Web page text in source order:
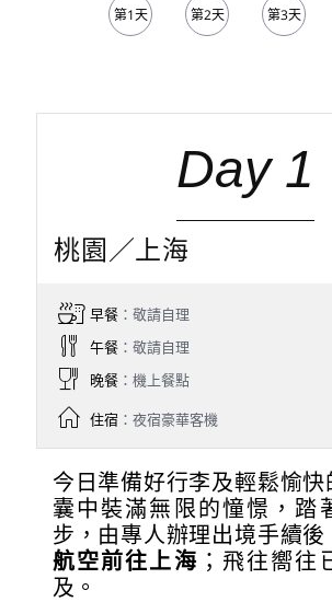
第1天 第2天 第3天
Day 1
桃園／上海
早餐：敬請自理
午餐：敬請自理
晚餐：機上餐點
住宿：夜宿豪華客機
今日準備好行李及輕鬆愉快
囊中裝滿無限的憧憬，踏
步，由專人辦理出境手續後
航空前往上海 ；飛往嚮往
及。